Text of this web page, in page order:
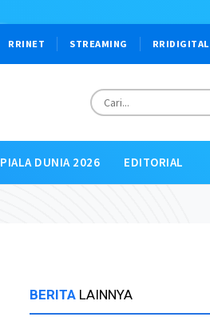
RRINET STREAMING RRIDIGITAL
PIALA DUNIA 2026 EDITORIAL
BERITA LAINNYA